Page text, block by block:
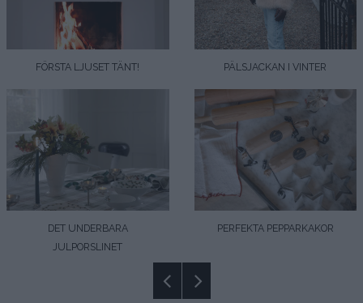
FÖRSTA LJUSET TÄNT!
DET UNDERBARA
JULPORSLINET
PÄLSJACKAN I VINTER
PERFEKTA PEPPARKAKOR